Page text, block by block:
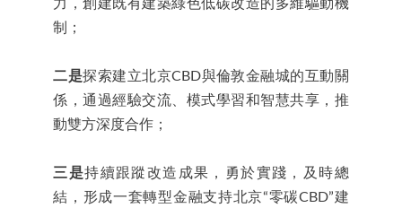
力，創建既有建築綠色低碳改造的多維驅動機
制；
二是探索建立北京CBD與倫敦金融城的互動關
係，通過經驗交流、模式學習和智慧共享，推
動雙方深度合作；
三是持續跟蹤改造成果，勇於實踐，及時總
結，形成一套轉型金融支持北京“零碳CBD”建